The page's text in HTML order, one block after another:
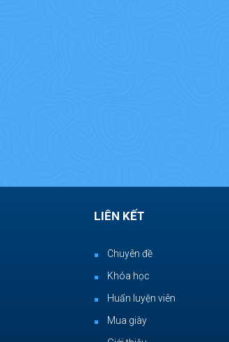
LIÊN KẾT
Chuyên đề
Khóa học
Huấn luyện viên
Mua giày